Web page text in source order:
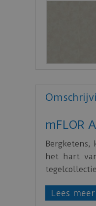
mFLOR
het hart
De tegels
cm.
Lees meer